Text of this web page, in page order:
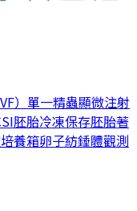
） 單一精蟲顯微注射
胚胎冷凍保存胚胎著
養箱卵子紡錘體觀測